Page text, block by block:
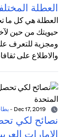
العطلة
العطلة هي كل ما
حيويتك من حين
ومجزية للتعرف
والاطلاع على
-
نصائح لكي
الإمارات